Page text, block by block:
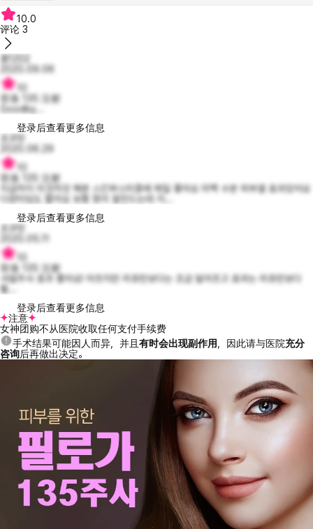
10.0
评论 3
홍1202
2020.09.06
菲洛 135 注射
Goodby...
登录后查看更多信息
초코맛
2020.06.29
菲洛 135 注射
지금까지 이것저것 해본 스킨부스터중에 제일 좋아요 미백 수분 피부결 효과있어요
다운타임도 짧아요 보통 멍이 잘안드는데 지...
登录后查看更多信息
초코맛
菲洛 135 注射
샤넬주사 효과 좋아요! 아프지만 리쥬란보다는 조금 덜아프고 효과는 리쥬란보다
훨...
登录后查看更多信息
注意
女神团购不从医院收取任何支付手续费
手术结果可能因人而异，并且 有时会出现副作用 ，因此请与医院充分
咨询后再做出决定。